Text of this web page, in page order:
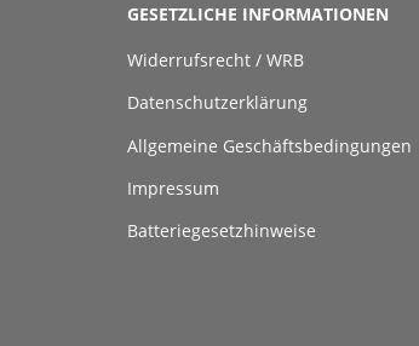
GESETZLICHE INFORMATIONEN
Widerrufsrecht / WRB
Datenschutzerklärung
Allgemeine Geschäftsbedingungen
Impressum
Batteriegesetzhinweise